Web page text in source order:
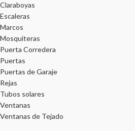
Claraboyas
Escaleras
Marcos
Mosquiteras
Puerta Corredera
Puertas
Puertas de Garaje
Rejas
Tubos solares
Ventanas
Ventanas de Tejado